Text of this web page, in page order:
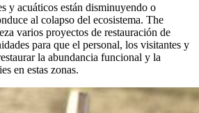
y acuáticos están disminuyendo o
al colapso del ecosistema. The
varios proyectos de restauración de
para que el personal, los visitantes y
la abundancia funcional y la
en estas zonas.